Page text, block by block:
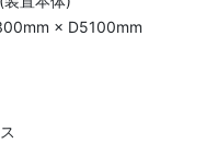
× D5100mm